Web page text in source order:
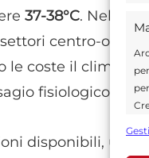
37-38°C. Nel
centro-
le coste il clima
fisiologico.
disponibili, una